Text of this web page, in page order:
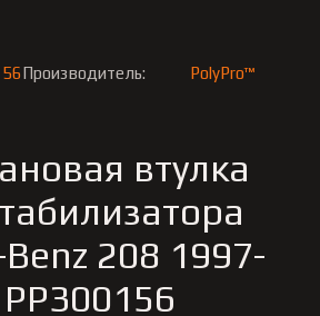
Производитель: PolyPro™
втулка
208 1997-